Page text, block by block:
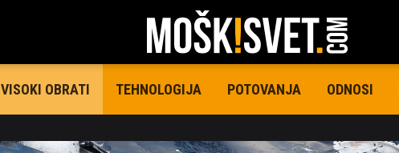
VISOKI OBRATI TEHNOLOGIJA POTOVANJA ODNOSI